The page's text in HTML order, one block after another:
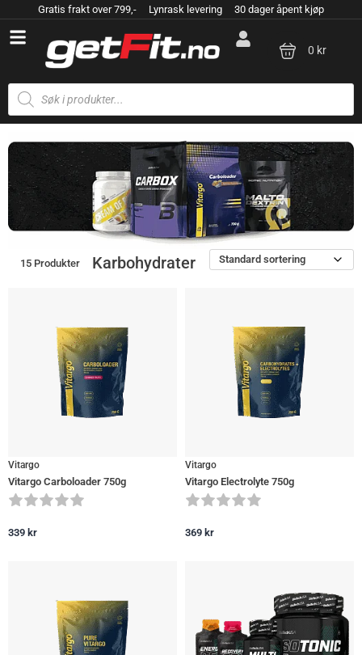
Gratis frakt over 799,- Lynrask levering 30 dager åpent kjøp
0 kr
Karbohydrater Standard sortering
15 Produkter
Vitargo
Vitargo Carboloader 750g
339 kr
Vitargo
Vitargo Electrolyte 750g
369 kr